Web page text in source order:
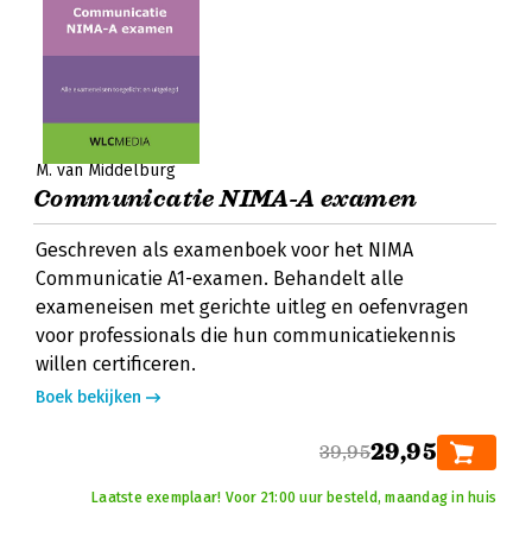
M. van Middelburg
Communicatie NIMA-A examen
Geschreven als examenboek voor het NIMA
Communicatie A1-examen. Behandelt alle
exameneisen met gerichte uitleg en oefenvragen
voor professionals die hun communicatiekennis
willen certificeren.
Boek bekijken
39,9529,95
Laatste exemplaar! Voor 21:00 uur besteld, maandag in huis